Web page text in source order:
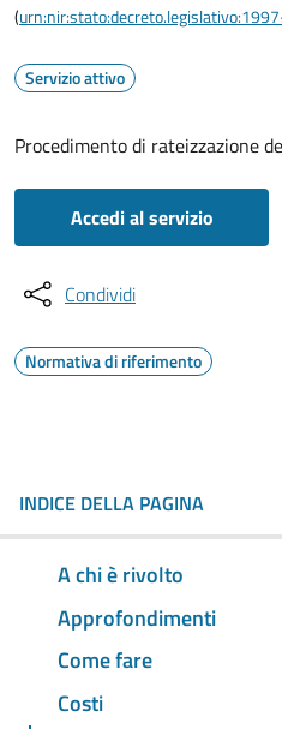
(
Servizio attivo
Procedimento di rateizzazione
Accedi al servizio
Condividi
Normativa di riferimento
INDICE DELLA PAGINA
A chi è rivolto
Approfondimenti
Come fare
Costi